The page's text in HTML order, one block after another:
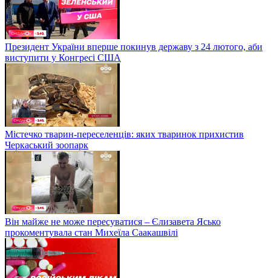
Президент України вперше покинув державу з 24 лютого, аби
виступити у Конгресі США
Містечко тварин-переселенців: яких тваринок прихистив
Черкаський зоопарк
Він майже не може пересуватися – Єлизавета Ясько
прокоментувала стан Михеїла Саакашвілі